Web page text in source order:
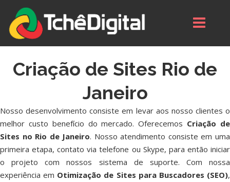
Criação de Sites Rio de
Janeiro
Nosso desenvolvimento consiste em levar aos nosso clientes o
melhor custo benefício do mercado. Oferecemos Criação de
Sites no Rio de Janeiro. Nosso atendimento consiste em uma
primeira etapa, contato via telefone ou Skype, para então iniciar
o projeto com nossos sistema de suporte. Com nossa
experiência em Otimização de Sites para Buscadores (SEO),